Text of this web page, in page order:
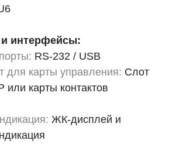
интерфейсы:
RS-232 / USB
для карты управления: Слот
или карты контактов
ЖК-дисплей и